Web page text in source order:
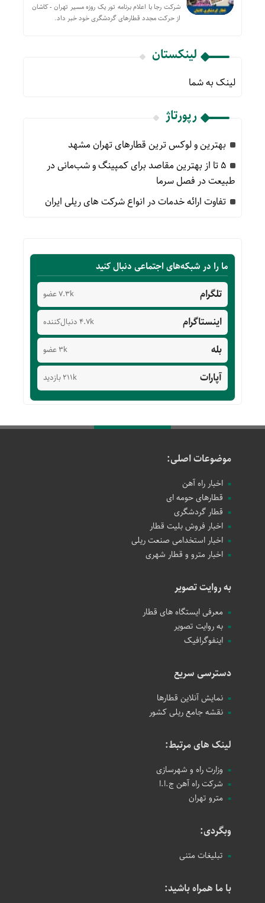
شرکت رجا با اعلام برنامه تور یک روزه مسیر تهران - کاشان
از حركت مجدد قطارهای گردشگری خود خبر داد.
لینکستان
لینک به شما
رپورتاژ
بهترین و لوکس ترین قطارهای تهران مشهد
۵ تا از بهترین مقاصد برای کمپینگ و شب‌مانی در
طبیعت در فصل سرما
تفاوت ارائه خدمات در انواع شرکت های ریلی ایران
ما را در شبکه‌های اجتماعی دنبال کنید
تلگرام 7.3k عضو
اینستاگرام 4.7k دنبال‌کننده
بله 3k عضو
آپارات 211k بازدید
موضوعات اصلی:
اخبار راه آهن
قطارهای حومه ای
قطار گردشگری
اخبار فروش بلیت قطار
اخبار استخدامی صنعت ریلی
اخبار مترو و قطار شهری
به روایت تصویر
معرفی ایستگاه های قطار
به روایت تصویر
اینفوگرافیک
دسترسی سریع
نمایش آنلاین قطارها
نقشه جامع ریلی کشور
لینک های مرتبط:
وزارت راه و شهرسازی
شرکت راه آهن ج.ا.ا
مترو تهران
وبگردی:
تبلیغات متنی
با ما همراه باشید: